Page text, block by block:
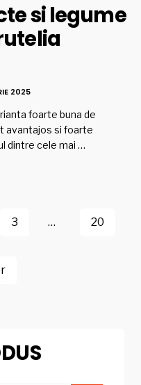
si legume
2025
foarte buna de
avantajos si foarte
dintre cele mai …
3 … 20